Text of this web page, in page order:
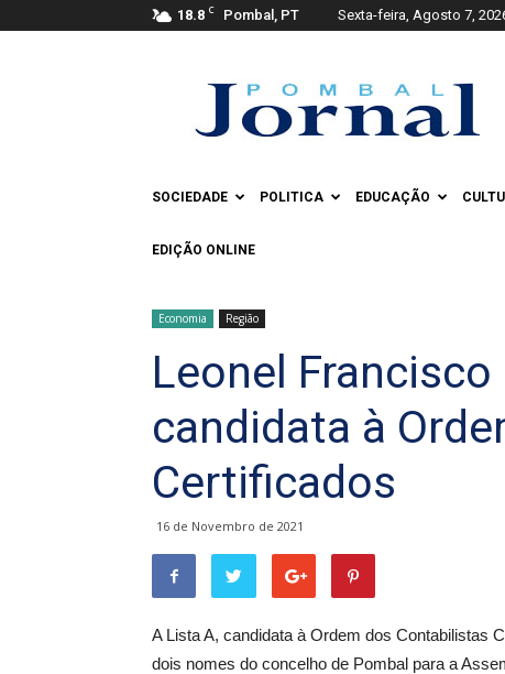
18.8 C Pombal, PT Sexta-feira, Agosto 7,
Jornal
SOCIEDADE POLITICA EDUCAÇÃO
EDIÇÃO ONLINE
Economia Região
Leonel
candidata à
Certificados
16 de Novembro de 2021
A Lista A, candidata à Ordem dos Contabilistas
dois nomes do concelho de Pombal para a